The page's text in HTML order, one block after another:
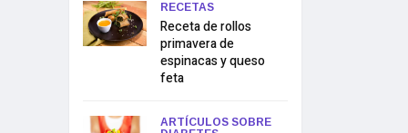
RECETAS
Receta de rollos
primavera de
espinacas y queso
feta
ARTÍCULOS SOBRE